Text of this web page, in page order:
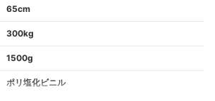
65cm
300kg
1500g
ポリ塩化ビニル